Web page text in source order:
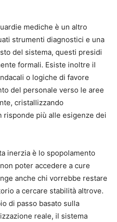
mediche è un altro
strumenti diagnostici e una
del sistema, questi presidi
formali. Esiste inoltre il
o logiche di favore
del personale verso le aree
cristallizzando
risponde più alle esigenze dei
inerzia è lo spopolamento
poter accedere a cure
anche chi vorrebbe restare
a cercare stabilità altrove.
di passo basato sulla
reale, il sistema